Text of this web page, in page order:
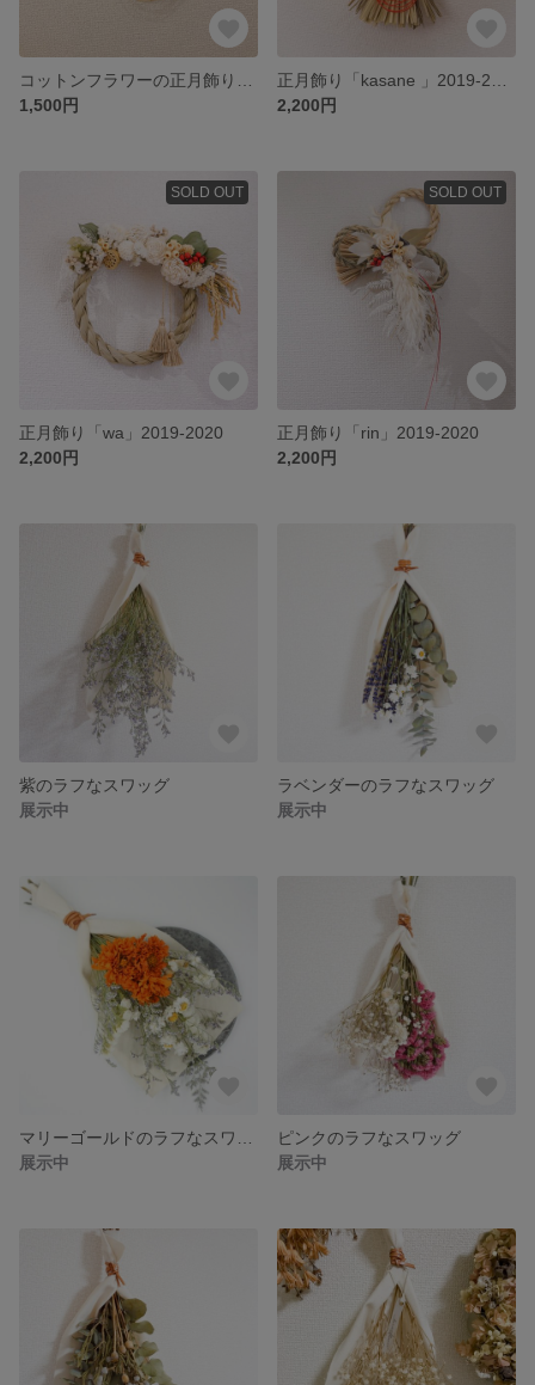
1,500円
2,200円
SOLD OUT
正月飾り「wa」2019-2020
2,200円
SOLD OUT
正月飾り「rin」2019-2020
2,200円
紫のラフなスワッグ
展示中
ラベンダーのラフなスワッグ
展示中
展示中
ピンクのラフなスワッグ
展示中